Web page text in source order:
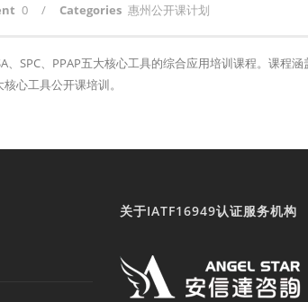
0 / Categories 惠州公开课计划
SPC、PPAP五大核心工具的综合应用培训课程。课程涵
心工具公开课培训。
关于IATF16949认证服务机构